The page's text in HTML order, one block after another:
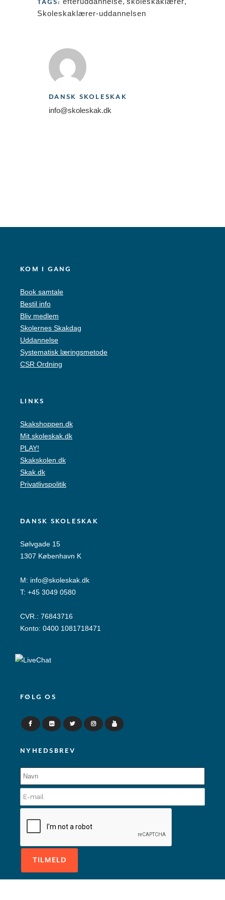
Skoleskaklærer-uddannelsen
DANSK SKOLESKAK
info@skoleskak.dk
KOM I GANG
Book samtale
Bestil info
Bliv medlem
Skolernes Skakdag
Uddannelse
Systematisk læringsmetode
CSR Ordning
LINKS
Skakshoppen.dk
Mit.skoleskak.dk
PLAY!
Skakskolen.dk
Skak.dk
Privatlivspolitik
DANSK SKOLESKAK
Sølvgade 15
1307 København K
M: info@skoleskak.dk
T: +45 3049 0580
CVR.: 76843716
Konto: 0400 1081718471
FØLG OS
NYHEDSBREV